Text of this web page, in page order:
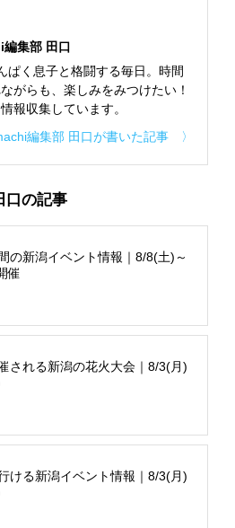
集部 田口
ぱく息子と格闘する毎日。時間
がらも、楽しみをみつけたい！
報収集しています。
編集部 田口が書いた記事 〉
口の記事
の新潟イベント情報｜8/8(土)～
催
される新潟の花火大会｜8/3(月)
ける新潟イベント情報｜8/3(月)